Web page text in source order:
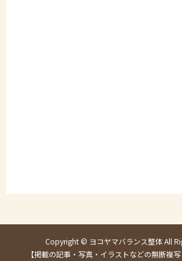
Copyright © ヨコヤマバランス整体 All
【掲載の記事・写真・イラストなどの無断複写